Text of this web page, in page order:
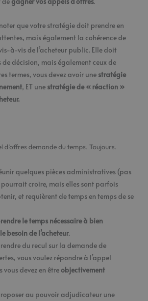
que votre stratégie doit prendre en
mais également la cohérence de
à-vis de l’acheteur public. Elle doit
de décision, mais également ceux de
termes, vous devez avoir une stratégie
, ET une stratégie de « réaction »
d’offres demande du temps. Toujours.
quelques pièces administratives (pas
pourrait croire, mais elles sont parfois
et requièrent de temps en temps de se
le temps nécessaire à bien
besoin de l’acheteur.
du recul sur la demande de
vous voulez répondre à l’appel
vous devez en être objectivement
au pouvoir adjudicateur une